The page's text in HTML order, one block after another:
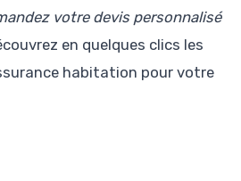
votre devis personnalisé
en quelques clics les
habitation pour votre